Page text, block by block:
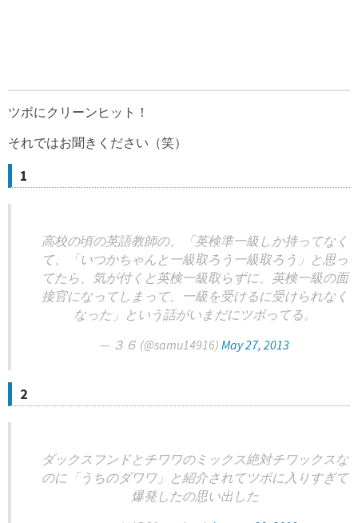
ツボにクリーンヒット！
それではお聞きください（笑）
1
高校の頃の英語教師の、「英検準一級しか持ってなく
て、「いつかちゃんと一級取ろう一級取ろう」と思っ
てたら、気が付くと英検一級取らずに、英検一級の面
接官になってしまって、一級を受けるに受けられなく
なった」という話がいまだにツボってる。
— ３６ (@samu14916) May 27, 2013
2
ダックスフンドとチワワのミックス絶対チワックスな
のに「うちのダワワ」と紹介されてツボに入りすぎて
爆発したの思い出した